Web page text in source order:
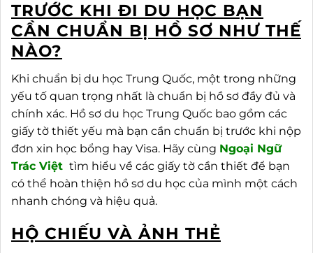
TRƯỚC KHI ĐI DU HỌC BẠN
CẦN CHUẨN BỊ HỒ SƠ NHƯ THẾ
NÀO?
Khi chuẩn bị du học Trung Quốc, một trong những
yếu tố quan trọng nhất là chuẩn bị hồ sơ đầy đủ và
chính xác. Hồ sơ du học Trung Quốc bao gồm các
giấy tờ thiết yếu mà bạn cần chuẩn bị trước khi nộp
đơn xin học bổng hay Visa. Hãy cùng Ngoại Ngữ
Trác Việt tìm hiểu về các giấy tờ cần thiết để bạn
có thể hoàn thiện hồ sơ du học của mình một cách
nhanh chóng và hiệu quả.
HỘ CHIẾU VÀ ẢNH THẺ